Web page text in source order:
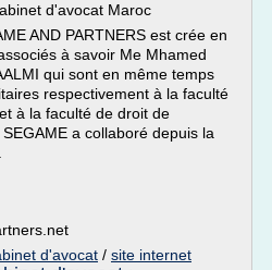
d'avocat Maroc
AND PARTNERS est crée en
à savoir Me Mhamed
qui sont en même temps
respectivement à la faculté
à la faculté de droit de
a collaboré depuis la
d'avocat / site internet